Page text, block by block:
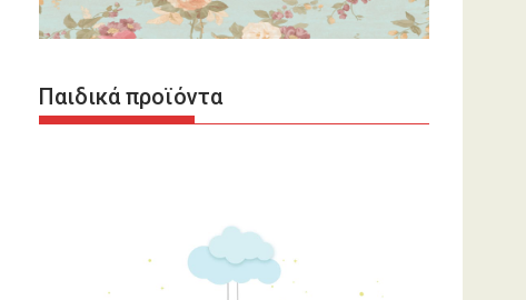
Παιδικά προϊόντα